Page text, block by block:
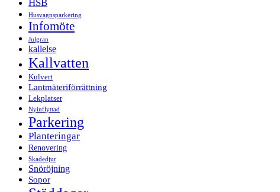
Husvagnsparkering
Infomöte
Julgran
kallelse
Kallvatten
Kulvert
Lantmäteriförrättning
Lekplatser
Nyinflyttad
Parkering
Planteringar
Renovering
Skadedjur
Snöröjning
Sopor